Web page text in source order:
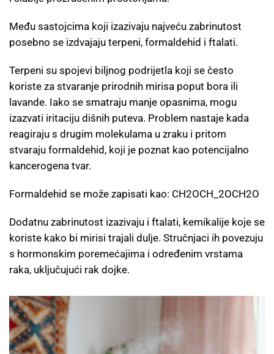
Među sastojcima koji izazivaju najveću zabrinutost
posebno se izdvajaju terpeni, formaldehid i ftalati.
Terpeni su spojevi biljnog podrijetla koji se često
koriste za stvaranje prirodnih mirisa poput bora ili
lavande. Iako se smatraju manje opasnima, mogu
izazvati iritaciju dišnih puteva. Problem nastaje kada
reagiraju s drugim molekulama u zraku i pritom
stvaraju formaldehid, koji je poznat kao potencijalno
kancerogena tvar.
Formaldehid se može zapisati kao: CH2OCH_2OCH2​O
Dodatnu zabrinutost izazivaju i ftalati, kemikalije koje se
koriste kako bi mirisi trajali dulje. Stručnjaci ih povezuju
s hormonskim poremećajima i određenim vrstama
raka, uključujući rak dojke.